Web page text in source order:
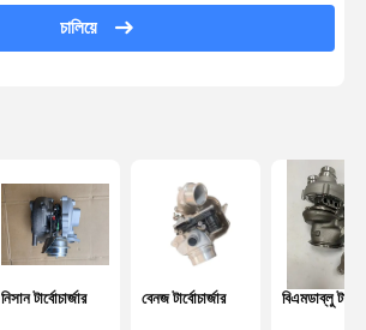
চালিয়ে
নিসান টার্বোচার্জার বেনজ টার্বোচার্জার বিএমডাব্লু